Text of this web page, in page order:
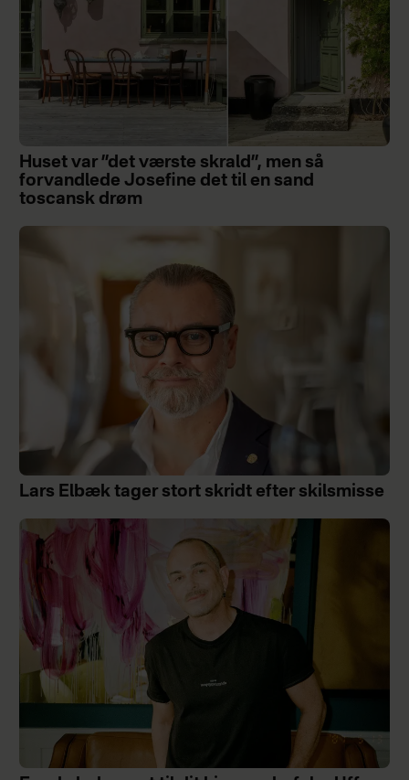
Huset var ”det værste skrald”, men så
forvandlede Josefine det til en sand
toscansk drøm
Lars Elbæk tager stort skridt efter skilsmisse